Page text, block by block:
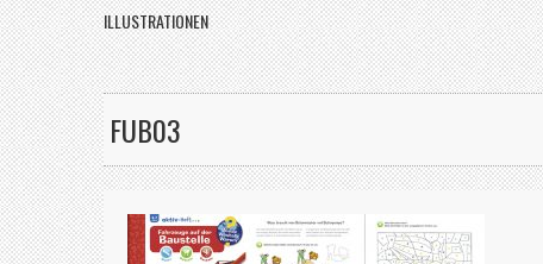
ILLUSTRATIONEN
FUB03